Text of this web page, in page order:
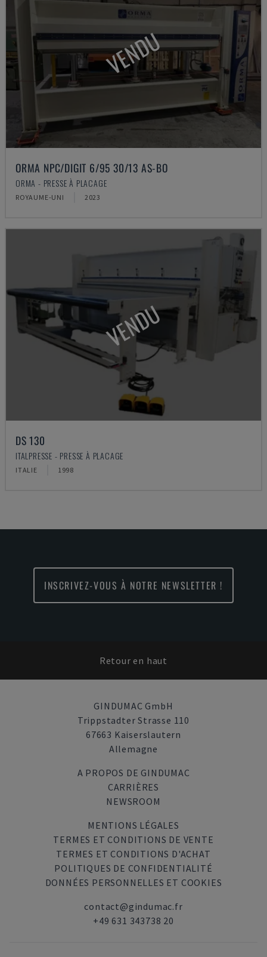
VENDU
ORMA NPC/DIGIT 6/95 30/13 AS-BO
ORMA - PRESSE À PLACAGE
ROYAUME-UNI 2023
VENDU
DS 130
ITALPRESSE - PRESSE À PLACAGE
ITALIE 1998
INSCRIVEZ-VOUS À NOTRE NEWSLETTER !
Retour en haut
GINDUMAC GmbH
Trippstadter Strasse 110
67663 Kaiserslautern
Allemagne
A PROPOS DE GINDUMAC
CARRIÈRES
NEWSROOM
MENTIONS LÉGALES
TERMES ET CONDITIONS DE VENTE
TERMES ET CONDITIONS D'ACHAT
POLITIQUES DE CONFIDENTIALITÉ
DONNÉES PERSONNELLES ET COOKIES
contact@gindumac.fr
+49 631 343738 20